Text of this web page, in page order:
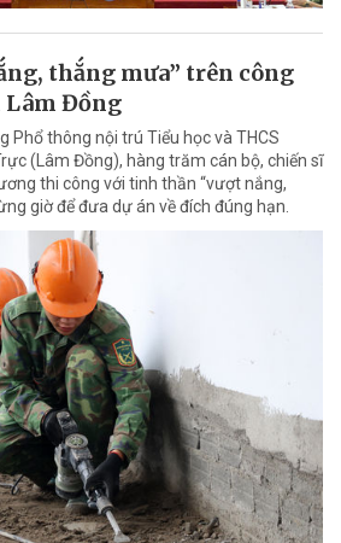
thắng mưa” trên công
Đồng
Phổ thông nội trú Tiểu học và THCS
(Lâm Đồng), hàng trăm cán bộ, chiến sĩ
thi công với tinh thần “vượt nắng,
giờ để đưa dự án về đích đúng hạn.